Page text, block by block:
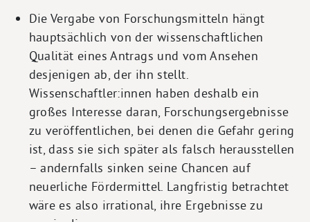
Die Vergabe von Forschungsmitteln hängt
hauptsächlich von der wissenschaftlichen
Qualität eines Antrags und vom Ansehen
desjenigen ab, der ihn stellt.
Wissenschaftler:innen haben deshalb ein
großes Interesse daran, Forschungsergebnisse
zu veröffentlichen, bei denen die Gefahr gering
ist, dass sie sich später als falsch herausstellen
– andernfalls sinken seine Chancen auf
neuerliche Fördermittel. Langfristig betrachtet
wäre es also irrational, ihre Ergebnisse zu